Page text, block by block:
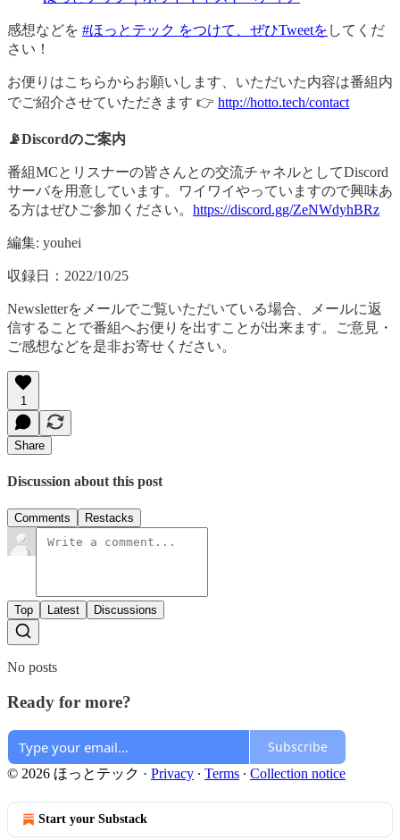
感想などを #ほっとテック をつけて、ぜひTweetを してくだ
さい！
お便りはこちらからお願いします、いただいた内容は番組内
でご紹介させていただきます 👉 http://hotto.tech/contact
📡Discordのご案内
番組MCとリスナーの皆さんとの交流チャネルとしてDiscord
サーバを用意しています。ワイワイやっていますので興味あ
る方はぜひご参加ください。 https://discord.gg/ZeNWdyhBRz
編集: youhei
収録日：2022/10/25
Newsletterをメールでご覧いただいている場合、メールに返
信することで番組へお便りを出すことが出来ます。ご意見・
ご感想などを是非お寄せください。
1
Share
Discussion about this post
Comments Restacks
Top Latest Discussions
No posts
Ready for more?
Subscribe
© 2026 ほっとテック · Privacy ∙ Terms ∙ Collection notice
Start your Substack